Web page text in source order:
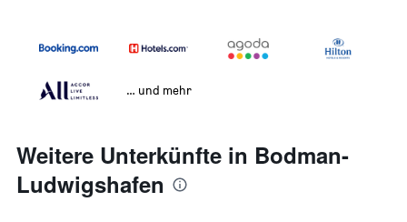
… und mehr
Weitere Unterkünfte in Bodman-
Ludwigshafen